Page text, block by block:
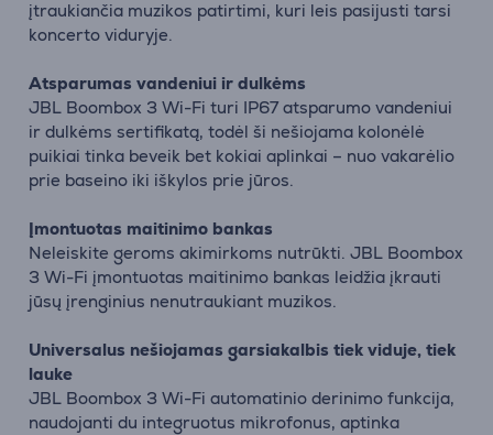
įtraukiančia muzikos patirtimi, kuri leis pasijusti tarsi
koncerto viduryje.
Atsparumas vandeniui ir dulkėms
JBL Boombox 3 Wi-Fi turi IP67 atsparumo vandeniui
ir dulkėms sertifikatą, todėl ši nešiojama kolonėlė
puikiai tinka beveik bet kokiai aplinkai – nuo vakarėlio
prie baseino iki iškylos prie jūros.
Įmontuotas maitinimo bankas
Neleiskite geroms akimirkoms nutrūkti. JBL Boombox
3 Wi-Fi įmontuotas maitinimo bankas leidžia įkrauti
jūsų įrenginius nenutraukiant muzikos.
Universalus nešiojamas garsiakalbis tiek viduje, tiek
lauke
JBL Boombox 3 Wi-Fi automatinio derinimo funkcija,
naudojanti du integruotus mikrofonus, aptinka